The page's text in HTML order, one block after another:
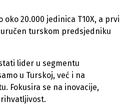
oko 20.000 jedinica T10X, a prvi
turskom predsjedniku
lider u segmentu
u Turskoj, već i na
Fokusira se na inovacije,